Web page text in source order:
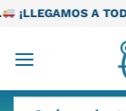
Saltar
contenido
TODO CHILE!